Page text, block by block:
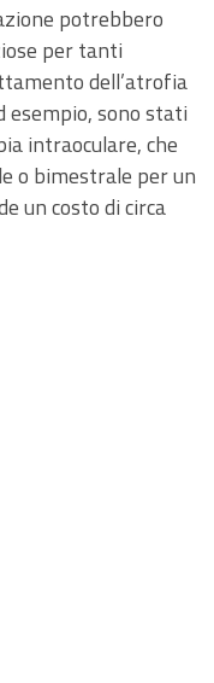
potrebbero
per tanti
dell’atrofia
esempio, sono stati
intraoculare, che
o bimestrale per un
un costo di circa